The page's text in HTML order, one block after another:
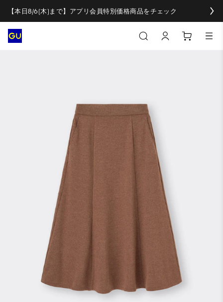
【本日8/6(木)まで】アプリ会員特別価格商品をチェック